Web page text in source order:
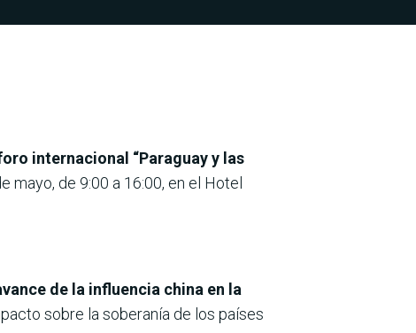
internacional “Paraguay y las
mayo, de 9:00 a 16:00, en el Hotel
de la influencia china en la
sobre la soberanía de los países